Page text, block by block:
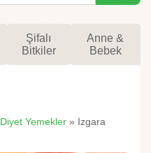
Şifalı
Bitkiler
Anne &
Bebek
Diyet Yemekler » Izgara